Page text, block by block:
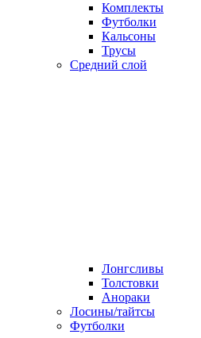
Комплекты
Футболки
Кальсоны
Трусы
Средний слой
Лонгсливы
Толстовки
Анораки
Лосины/тайтсы
Футболки